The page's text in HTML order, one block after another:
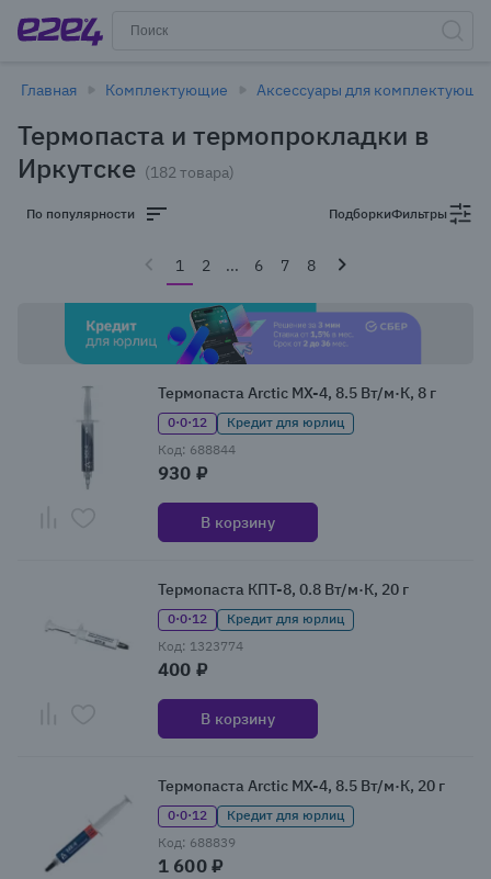
Главная Комплектующие Аксессуары для
Термопаста и термопрокладки в
Иркутске (182 товара)
По популярности ПодборкиФильтры
1 2 ... 6 7 8
Термопаста Arctic MX-4, 8.5 Вт/м·К, 8 г
0·0·12
Кредит для юрлиц
Код: 688844
930 ₽
В корзину
Термопаста КПТ-8, 0.8 Вт/м·К, 20 г
0·0·12
Кредит для юрлиц
Код: 1323774
400 ₽
В корзину
Термопаста Arctic MX-4, 8.5 Вт/м·К, 20 г
0·0·12
Кредит для юрлиц
Код: 688839
1 600 ₽